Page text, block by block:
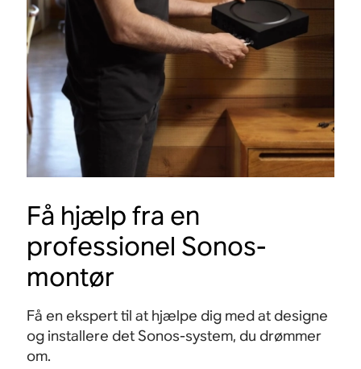
Sonos-app
Forbind alle dine streamingtjenester, opdag ny
musik på Sonos Radio, og tilpas indstillingerne.
Få hjælp fra en
professionel Sonos-
montør
Få en ekspert til at hjælpe dig med at designe
og installere det Sonos-system, du drømmer
om.